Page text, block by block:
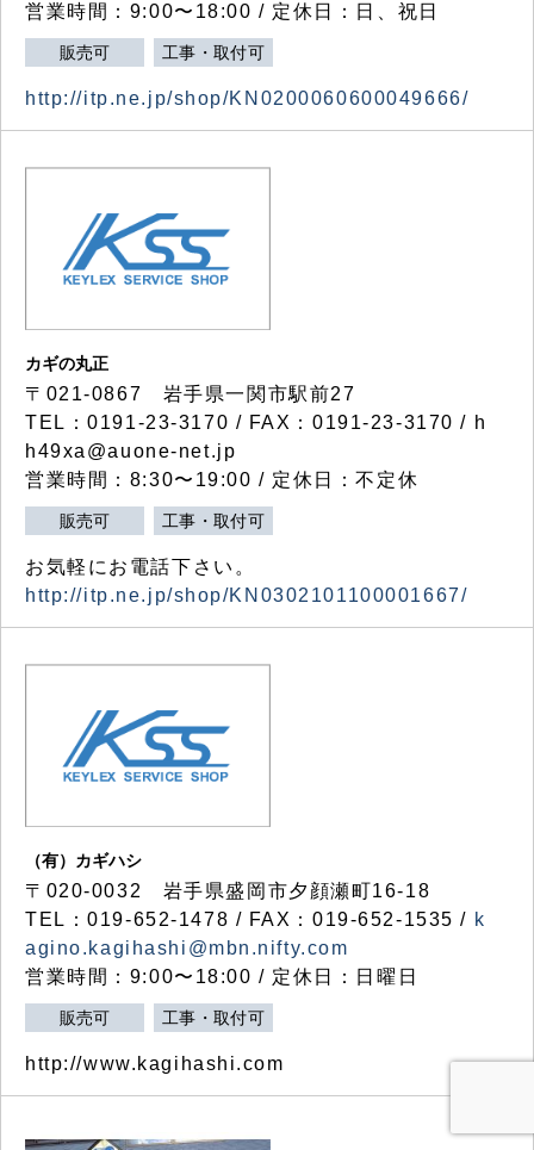
営業時間：9:00〜18:00 / 定休日：日、祝日
販売可 工事・取付可
http://itp.ne.jp/shop/KN0200060600049666/
カギの丸正
〒021-0867 岩手県一関市駅前27
TEL：0191-23-3170 / FAX：0191-23-3170 / h
h49xa@auone-net.jp
営業時間：8:30〜19:00 / 定休日：不定休
販売可 工事・取付可
お気軽にお電話下さい。
http://itp.ne.jp/shop/KN0302101100001667/
（有）カギハシ
〒020-0032 岩手県盛岡市夕顔瀬町16-18
TEL：019-652-1478 / FAX：019-652-1535 / k
agino.kagihashi@mbn.nifty.com
営業時間：9:00〜18:00 / 定休日：日曜日
販売可 工事・取付可
http://www.kagihashi.com